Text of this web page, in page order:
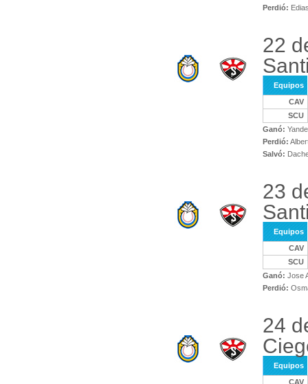
Perdió:
22
Equipos
CAV
SCU
Ganó:
Perdió:
Salvó:
23
Equipos
CAV
SCU
Ganó: Jose
Perdió:
24
Equipos
CAV